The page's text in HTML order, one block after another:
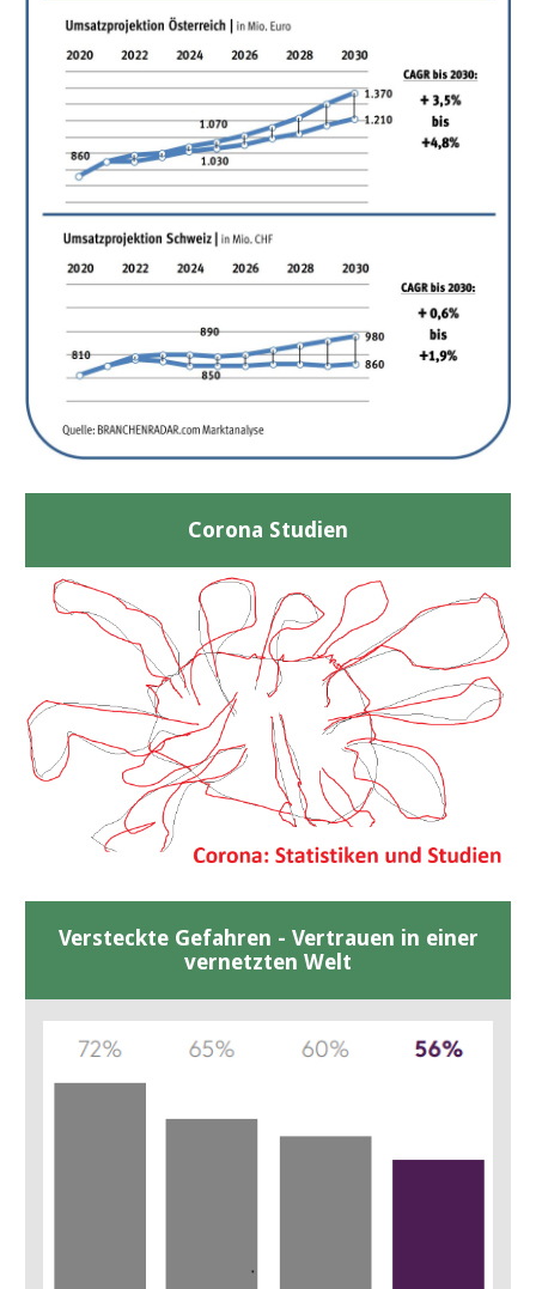
Corona Studien
Versteckte Gefahren - Vertrauen in einer
vernetzten Welt